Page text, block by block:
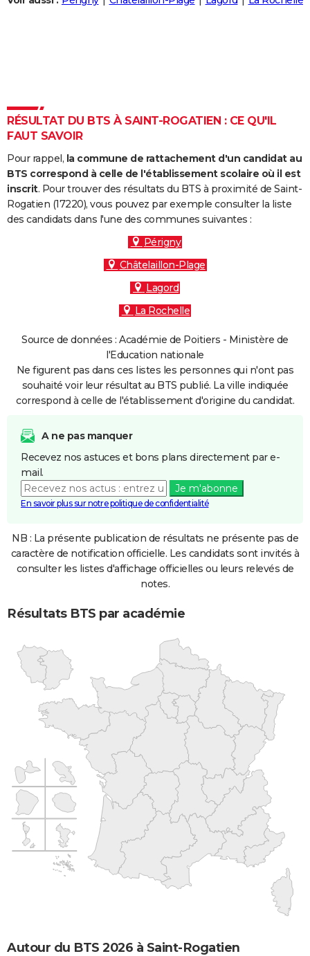
Carte de Noël
Carte Bonne année
Carte Saint-Valentin
Carte Pâques
Carte d'anniversaire
Dictionnaire
Biographies
Citations
Expressions
Proverbes
PROGRAMME TV
COPAINS D'AVANT
S'inscrire
Se connecter
Lycées
Collèges
Primaires
Universités
Entreprises
Service militaire
Avis de recherche
AVIS DE DÉCÈS
RÉSULTAT DU BTS À SAINT-ROGATIEN : CE QU'IL
FAUT SAVOIR
Pour rappel, la commune de rattachement d'un candidat au
BTS correspond à celle de l'établissement scolaire où il est
inscrit. Pour trouver des résultats du BTS à proximité de Saint-
Rogatien (17220), vous pouvez par exemple consulter la liste
des candidats dans l'une des communes suivantes :
Périgny
Châtelaillon-Plage
Lagord
La Rochelle
Source de données : Académie de Poitiers - Ministère de
l'Education nationale
Ne figurent pas dans ces listes les personnes qui n'ont pas
souhaité voir leur résultat au BTS publié. La ville indiquée
correspond à celle de l'établissement d'origine du candidat.
A ne pas manquer
Recevez nos astuces et bons plans directement par e-
mail.
Je m'abonne
En savoir plus sur notre politique de confidentialité
NB : La présente publication de résultats ne présente pas de
caractère de notification officielle. Les candidats sont invités à
consulter les listes d'affichage officielles ou leurs relevés de
notes.
Résultats BTS par académie
Autour du BTS 2026 à Saint-Rogatien